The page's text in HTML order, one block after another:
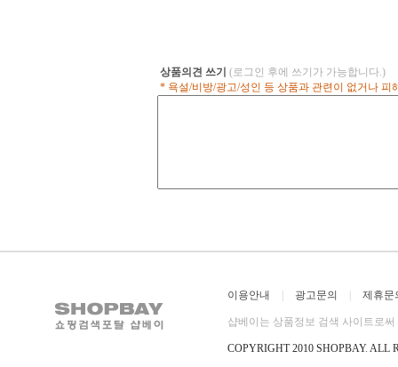
상품의견 쓰기 (로그인 후에 쓰기가 가능합니다.)
* 욕설/비방/광고/성인 등 상품과 관련이 없거나
이용안내 광고문의 제휴문
샵베이는 상품정보 검색 사이트로
COPYRIGHT 2010 SHOPBAY. ALL